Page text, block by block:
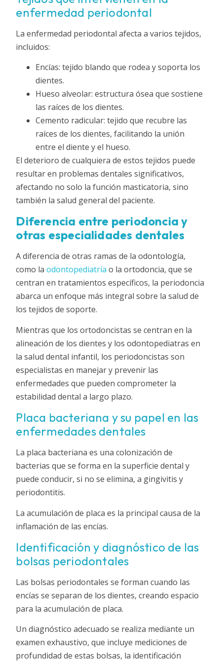
enfermedad periodontal
La enfermedad periodontal afecta a varios tejidos,
incluidos:
Encías: tejido blando que rodea y soporta los
dientes.
Hueso alveolar: estructura ósea que sostiene
las raíces de los dientes.
Cemento radicular: tejido que recubre las
raíces de los dientes, facilitando la unión
entre el diente y el hueso.
El deterioro de cualquiera de estos tejidos puede
resultar en problemas dentales significativos,
afectando no solo la función masticatoria, sino
también la salud general del paciente.
Diferencia entre periodoncia y
otras especialidades dentales
A diferencia de otras ramas de la odontología,
como laodontopediatríao la ortodoncia, que se
centran en tratamientos específicos, la periodoncia
abarca un enfoque más integral sobre la salud de
los tejidos de soporte.
Mientras que los ortodoncistas se centran en la
alineación de los dientes y los odontopediatras en
la salud dental infantil, los periodoncistas son
especialistas en manejar y prevenir las
enfermedades que pueden comprometer la
estabilidad dental a largo plazo.
Placa bacteriana y su papel en las
enfermedades dentales
La placa bacteriana es una colonización de
bacterias que se forma en la superficie dental y
puede conducir, si no se elimina, a gingivitis y
periodontitis.
La acumulación de placa es la principal causa de la
inflamación de las encías.
Identificación y diagnóstico de las
bolsas periodontales
Las bolsas periodontales se forman cuando las
encías se separan de los dientes, creando espacio
para la acumulación de placa.
Un diagnóstico adecuado se realiza mediante un
examen exhaustivo, que incluye mediciones de
profundidad de estas bolsas, la identificación